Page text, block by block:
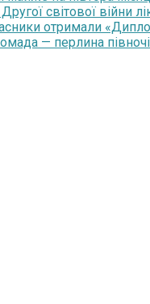
світової війни
отримали
— перлина